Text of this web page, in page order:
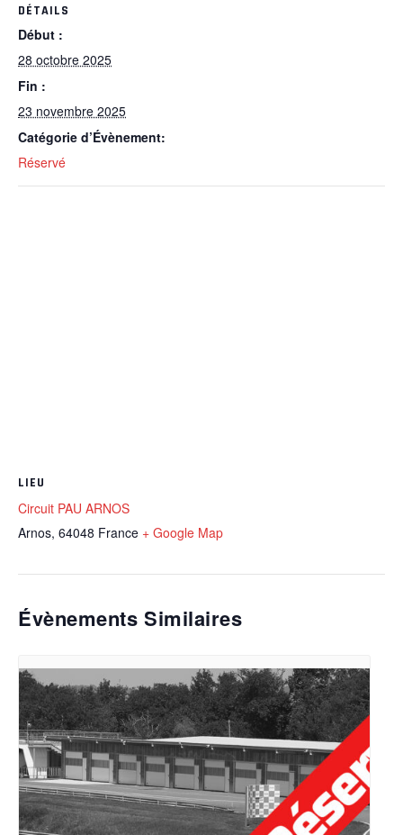
DÉTAILS
Début :
28 octobre 2025
Fin :
23 novembre 2025
Catégorie d’Évènement:
Réservé
LIEU
Circuit PAU ARNOS
Arnos, 64048 France + Google Map
Évènements Similaires